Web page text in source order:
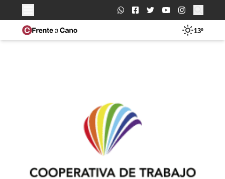
Buscar:
13º